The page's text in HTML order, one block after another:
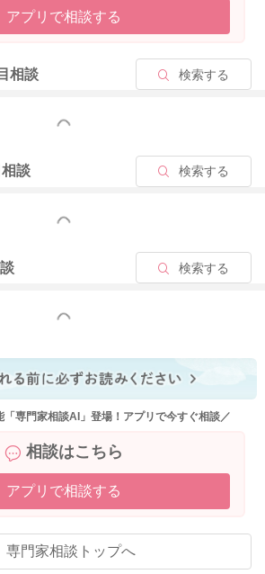
アプリで相談する
相談 検索する
もっと見る
談 検索する
もっと見る
検索する
もっと見る
「専門家相談AI」登場！アプリで今すぐ相談／
相談はこちら
アプリで相談する
専門家相談トップへ